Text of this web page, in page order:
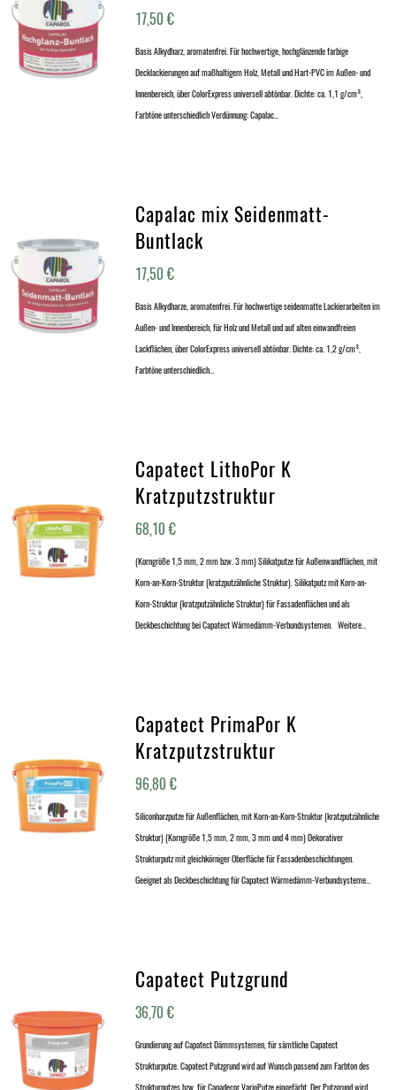
17,50€
Basis Alkydharz, aromatenfrei. Für hochwertige, hochglänzende farbige
Decklackierungen auf maßhaltigem Holz, Metall und Hart-PVC im Außen- und
Innenbereich, über ColorExpress universell abtönbar. Dichte: ca. 1,1 g/cm³,
Farbtöne unterschiedlich Verdünnung: Capalac…
Capalac mix Seidenmatt-
Buntlack
17,50€
Basis Alkydharze, aromatenfrei. Für hochwertige seidenmatte Lackierarbeiten im
Außen- und Innenbereich, für Holz und Metall und auf alten einwandfreien
Lackflächen, über ColorExpress universell abtönbar. Dichte: ca. 1,2 g/cm³,
Farbtöne unterschiedlich…
Capatect LithoPor K
Kratzputzstruktur
68,10€
(Korngröße 1,5 mm, 2 mm bzw. 3 mm) Silikatputze für Außenwandflächen, mit
Korn-an-Korn-Struktur (kratzputzähnliche Struktur). Silikatputz mit Korn-an-
Korn-Struktur (kratzputzähnliche Struktur) für Fassadenflächen und als
Deckbeschichtung bei Capatect Wärmedämm-Verbundsystemen. Weitere…
Capatect PrimaPor K
Kratzputzstruktur
96,80€
Siliconharzputze für Außenflächen, mit Korn-an-Korn-Struktur (kratzputzähnliche
Struktur) (Korngröße 1,5 mm, 2 mm, 3 mm und 4 mm) Dekorativer
Strukturputz mit gleichkörniger Oberfläche für Fassadenbeschichtungen.
Geeignet als Deckbeschichtung für Capatect Wärmedämm-Verbundsysteme…
Capatect Putzgrund
36,70€
Grundierung auf Capatect Dämmsystemen, für sämtliche Capatect
Strukturputze. Capatect Putzgrund wird auf Wunsch passend zum Farbton des
Strukturputzes bzw. für Capadecor VarioPutze eingefärbt. Der Putzgrund wird